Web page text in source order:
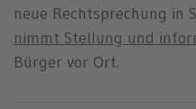
neue Rechtsprechung in
nimmt Stellung und
Bürger vor Ort.